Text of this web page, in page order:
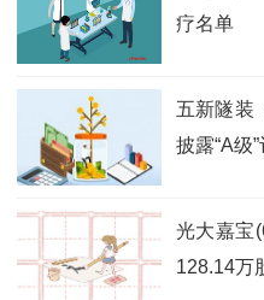
疗名单
五新隧装
披露“A级
光大嘉宝
128.14万